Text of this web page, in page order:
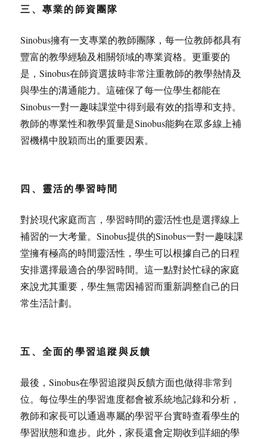
三、專業的師資團隊
Sinobus擁有一支專業的教師團隊，每一位教師都具有
豐富的教學經驗及相關領域的專業資格。更重要的
是，Sinobus在師資選拔時非常注重教師的教學熱情及
與學生的溝通能力。這確保了每一位學生都能在
Sinobus一對一趣味課堂中得到最有效的指導和支持。
教師的專業性和教學質量是Sinobus能夠在眾多線上補
習機構中脫穎而出的重要因素。
四、靈活的學習時間
對於現代家庭而言，學習時間的靈活性也是選擇線上
補習的一大考量。Sinobus提供的Sinobus一對一趣味課
堂擁有極高的時間靈活性，學生可以根據自己的日程
安排選擇最適合的學習時間。這一點對於忙碌的家庭
來說尤其重要，學生無需因補習而重新調整自己的日
常生活計劃。
五、全面的學習追蹤與反饋
最後，Sinobus在學習追蹤與反饋方面也做得非常到
位。每位學生的學習進度都會被系統地記錄和分析，
教師和家長可以通過專屬的學習平台實時查看學生的
學習狀態和進步。此外，家長還會定期收到詳細的學